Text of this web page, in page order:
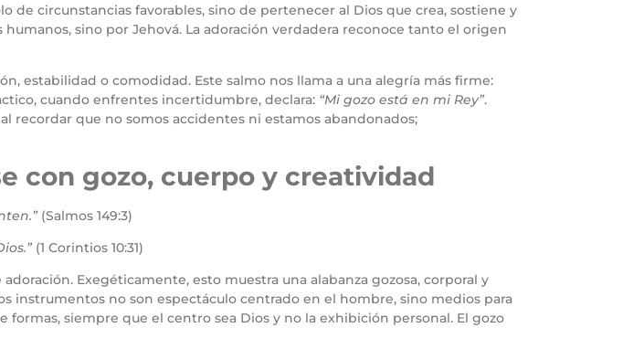
circunstancias favorables, sino de pertenecer al Dios que crea, sostiene y
sino por Jehová. La adoración verdadera reconoce tanto el origen
estabilidad o comodidad. Este salmo nos llama a una alegría más firme:
cuando enfrentes incertidumbre, declara: “Mi gozo está en mi Rey”.
recordar que no somos accidentes ni estamos abandonados;
con gozo, cuerpo y creatividad
(Salmos 149:3)
(1 Corintios 10:31)
Exegéticamente, esto muestra una alabanza gozosa, corporal y
instrumentos no son espectáculo centrado en el hombre, sino medios para
siempre que el centro sea Dios y no la exhibición personal. El gozo